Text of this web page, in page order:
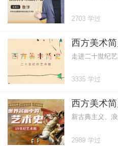
2703 学过
西方美术
3335 学过
西方美术
2989 学过